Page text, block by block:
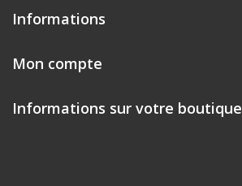
Informations
Mon compte
Informations sur votre boutique